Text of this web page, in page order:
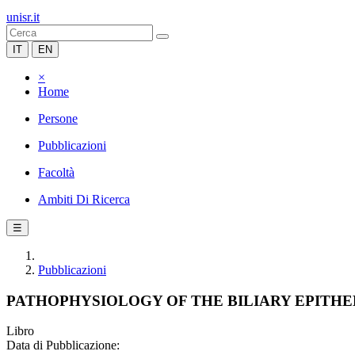
unisr.it
IT EN
×
Home
Persone
Pubblicazioni
Facoltà
Ambiti Di Ricerca
☰
Pubblicazioni
PATHOPHYSIOLOGY OF THE BILIARY
Libro
Data di Pubblicazione: